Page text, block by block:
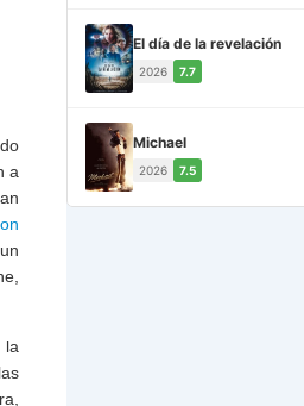
a
la
El día de la revelación
2026 7.7
Michael
2026 7.5